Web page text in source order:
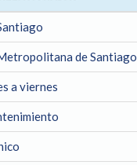
de Santiago
a viernes